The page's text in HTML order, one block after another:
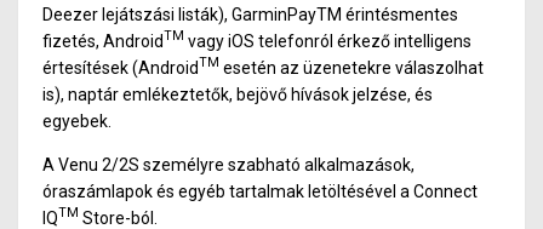
Deezer lejátszási listák), GarminPayTM érintésmentes
fizetés, AndroidTM vagy iOS telefonról érkező intelligens
értesítések (AndroidTM esetén az üzenetekre válaszolhat
is), naptár emlékeztetők, bejövő hívások jelzése, és
egyebek.
A Venu 2/2S személyre szabható alkalmazások,
óraszámlapok és egyéb tartalmak letöltésével a Connect
IQTM Store-ból.